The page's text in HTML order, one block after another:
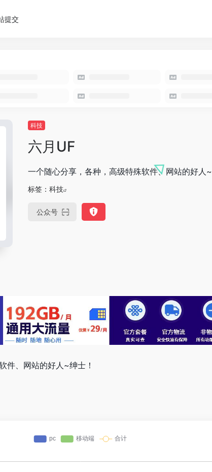
提交
科技
六月UF
一个随心分享，各种，高级特殊软件、网站的好人~
标签： 科技
公众号
件、网站的好人~绅士！